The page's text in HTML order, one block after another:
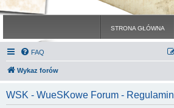
STRONA GŁÓWNA
FAQ
Wykaz forów
WSK - WueSKowe Forum - Regulamin